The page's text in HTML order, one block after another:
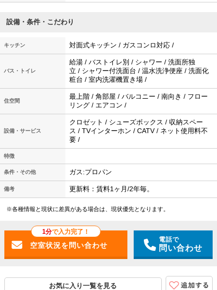
設備・条件・こだわり
キッチン 対面式キッチン / ガスコンロ対応 /
バス・トイレ
給湯 / バストイレ別 / シャワー / 洗面所独
立 / シャワー付洗面台 / 温水洗浄便座 / 洗面化
粧台 / 室内洗濯機置き場 /
住空間
最上階 / 角部屋 / バルコニー / 南向き / フロー
リング / エアコン /
設備・サービス
クロゼット / シューズボックス / 収納スペー
ス / TVインターホン / CATV / ネット使用料不
要 /
特徴
条件・その他 ガス:プロパン
備考 更新料：賃料1ヶ月/2年毎。
※各種情報と現状に差異がある場合は、現状優先となります。
1分で入力完了！
電話で
問い合わせ
お気に入り一覧を見る